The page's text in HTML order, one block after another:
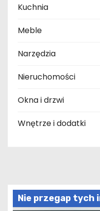
Kuchnia
Meble
Narzędzia
Nieruchomości
Okna i drzwi
Wnętrze i dodatki
Nie przegap tych